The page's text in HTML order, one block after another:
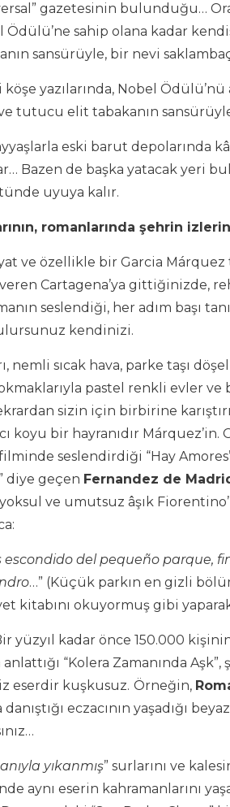
gazetesinin bulunduğu…
Ödülü’ne sahip olana kadar
sansürüyle, bir nevi
köşe yazılarında, Nobel
tutucu elit tabakanın
eski barut depolarında
Bazen de başka yatacak yeri
uyuya kalır.
romanlarında şehrin
ve özellikle bir Garcia
Cartagena’ya gittiğinizde,
seslendiği, her adım başı
kendinizi.
nemli sıcak hava, parke taşı
pastel renkli evler
sizin için birbirine
koyu bir hayranıdır
seslendirdiği “Hay Amores”
diye geçen Fernandez de
ve umutsuz âşık
escondido del pequeño parque,
…” (Küçük parkın en gizli
kitabını okuyormuş gibi
yüzyıl kadar önce 150.000
“Kolera Zamanında Aşk”,
eserdir kuşkusuz. Örneğin,
eczacının yaşadığı
yıkanmış” surlarını ve
aynı eserin kahramanlarını